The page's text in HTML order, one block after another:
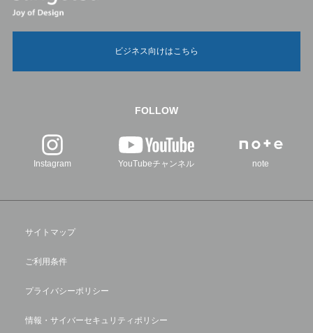
ビジネス向けはこちら
FOLLOW
Instagram YouTubeチャンネル note
サイトマップ
ご利用条件
プライバシーポリシー
情報・サイバーセキュリティポリシー